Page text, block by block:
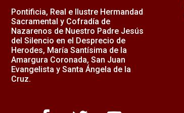
Pontificia, Real e Ilustre Hermandad
Sacramental y Cofradía de
Nazarenos de Nuestro Padre Jesús
del Silencio en el Desprecio de
Herodes, María Santísima de la
Amargura Coronada, San Juan
Evangelista y Santa Ángela de la
Cruz.